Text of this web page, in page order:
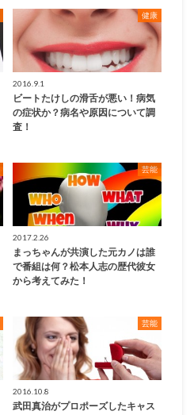
健康
2016.9.1
ビートたけしの滑舌が悪い！病気
の症状か？病名や原因について調
査！
芸能
2017.2.26
まっちゃんが共演した元カノは誰
で番組は何？松本人志の歴代彼女
から考えてみた！
芸能
2016.10.8
武田真治がプロポーズしたキャス